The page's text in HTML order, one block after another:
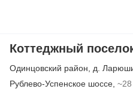
Коттеджный
Одинцовский район
д.
Рублево-Успенское шоссе,